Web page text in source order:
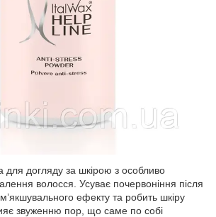
для догляду за шкірою з особливо
волосся. Усуває почервоніння після
ефекту та робить шкіру
звуженню пор, що саме по собі